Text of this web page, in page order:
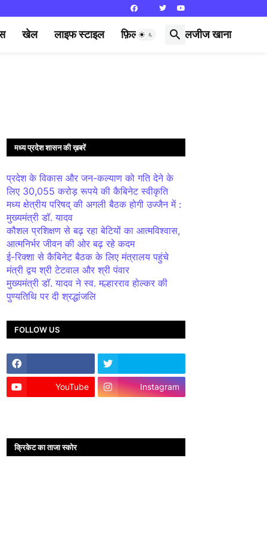
खेल लाइफ स्टाइल फ़िल्मी दुनिया लजीज खाना
मध्य प्रदेश शासन की ख़बरें
प्रदेश के विकास और जन-कल्याण को गति देने के
लिए 30,055 करोड़ रूपये की कैबिनेट स्वीकृति
मध्य क्षेत्रीय परिषद् की अगली बैठक होगी उज्जैन में :
मुख्यमंत्री डॉ. यादव
कौशल प्रशिक्षण से बढ़ रहा बेटियों का आत्मविश्वास,
आत्मनिर्भर जीवन की ओर बढ़ रहे कदम
ई-रिक्शा से कैबिनेट बैठक के लिए मंत्रालय पहुंचे
मंत्री द्वय श्री टेटवाल और श्री पंवार
मुख्यमंत्री डॉ. यादव ने स्व. मल्हारराव होल्कर की
पुण्यतिथि पर दी श्रद्धांजलि
FOLLOW US
YouTube Instagram
क्रिकेट का ताजा स्कोर